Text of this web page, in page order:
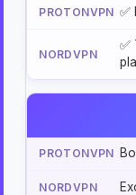
✅
✅